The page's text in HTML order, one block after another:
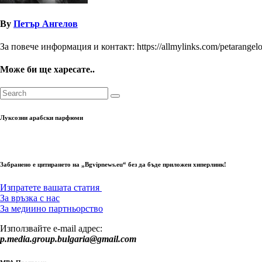
By Петър Ангелов
За повече информация и контакт: https://allmylinks.com/
Може би ще харесате..
Луксозни арабски парфюми
Забранено е цитирането на „Bgvipnews.eu“ без да бъде приложен хиперлинк!
Изпратете вашата статия
За връзка с нас
За медиино партньорство
Използвайте e-mail адрес:
p.media.group.bulgaria@gmail.com